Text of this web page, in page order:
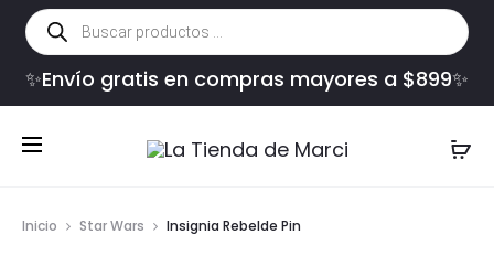
Búsqueda
de
productos
✨Envío gratis en compras mayores a $899✨
Inicio Star Wars Insignia Rebelde Pin